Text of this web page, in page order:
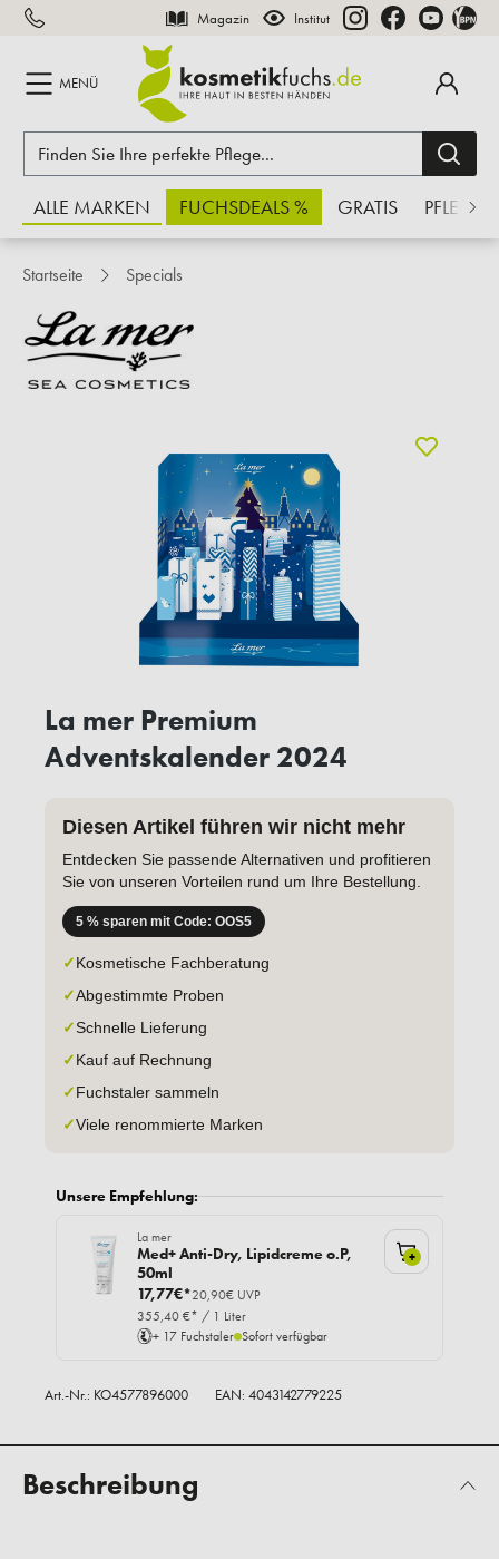
springen Magazin Institut
MENÜ
ALLE MARKEN FUCHSDEALS % GRATIS PFLEGE
Startseite Specials
La mer Premium
Adventskalender 2024
Diesen Artikel führen wir nicht mehr
Entdecken Sie passende Alternativen und profitieren
Sie von unseren Vorteilen rund um Ihre Bestellung.
5 % sparen mit Code: OOS5
✓Kosmetische Fachberatung
✓Abgestimmte Proben
✓Schnelle Lieferung
✓Kauf auf Rechnung
✓Fuchstaler sammeln
✓Viele renommierte Marken
Unsere Empfehlung:
La mer
Med+ Anti-Dry, Lipidcreme o.P,
50ml
17,77€*20,90€ UVP
355,40 €* / 1 Liter
+ 17 Fuchstaler Sofort verfügbar
+
Art.-Nr.: KO4577896000 EAN: 4043142779225
Beschreibung